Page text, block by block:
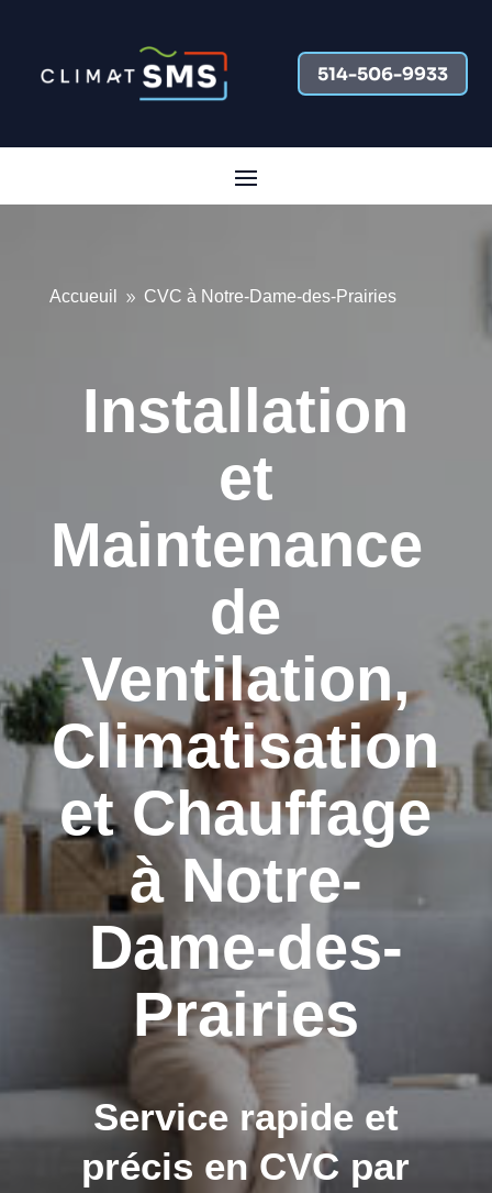
514-506-9933
Accueuil 9 CVC à Notre-Dame-des-Prairies
Installation
et
Maintenance
de
Ventilation,
Climatisation
et Chauffage
à Notre-
Dame-des-
Prairies
Service rapide et
précis en CVC par